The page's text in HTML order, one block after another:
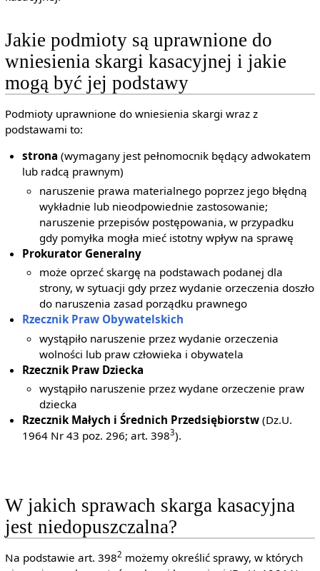
Jakie podmioty są uprawnione do
wniesienia skargi kasacyjnej i jakie
mogą być jej podstawy
Podmioty uprawnione do wniesienia skargi wraz z
podstawami to:
strona (wymagany jest pełnomocnik będący adwokatem
lub radcą prawnym)
naruszenie prawa materialnego poprzez jego błędną
wykładnie lub nieodpowiednie zastosowanie;
naruszenie przepisów postępowania, w przypadku
gdy pomyłka mogła mieć istotny wpływ na sprawę
Prokurator Generalny
może oprzeć skargę na podstawach podanej dla
strony, w sytuacji gdy przez wydanie orzeczenia doszło
do naruszenia zasad porządku prawnego
Rzecznik Praw Obywatelskich
wystąpiło naruszenie przez wydanie orzeczenia
wolności lub praw człowieka i obywatela
Rzecznik Praw Dziecka
wystąpiło naruszenie przez wydane orzeczenie praw
dziecka
Rzecznik Małych i Średnich Przedsiębiorstw (Dz.U.
1964 Nr 43 poz. 296; art. 3983).
W jakich sprawach skarga kasacyjna
jest niedopuszczalna?
Na podstawie art. 3982 możemy określić sprawy, w których